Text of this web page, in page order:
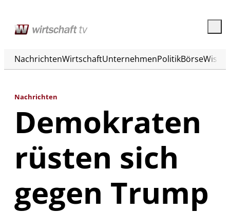
NachrichtenWirtschaftUnternehmenPolitikBörse
Nachrichten
Demokraten
rüsten sich
gegen Trump